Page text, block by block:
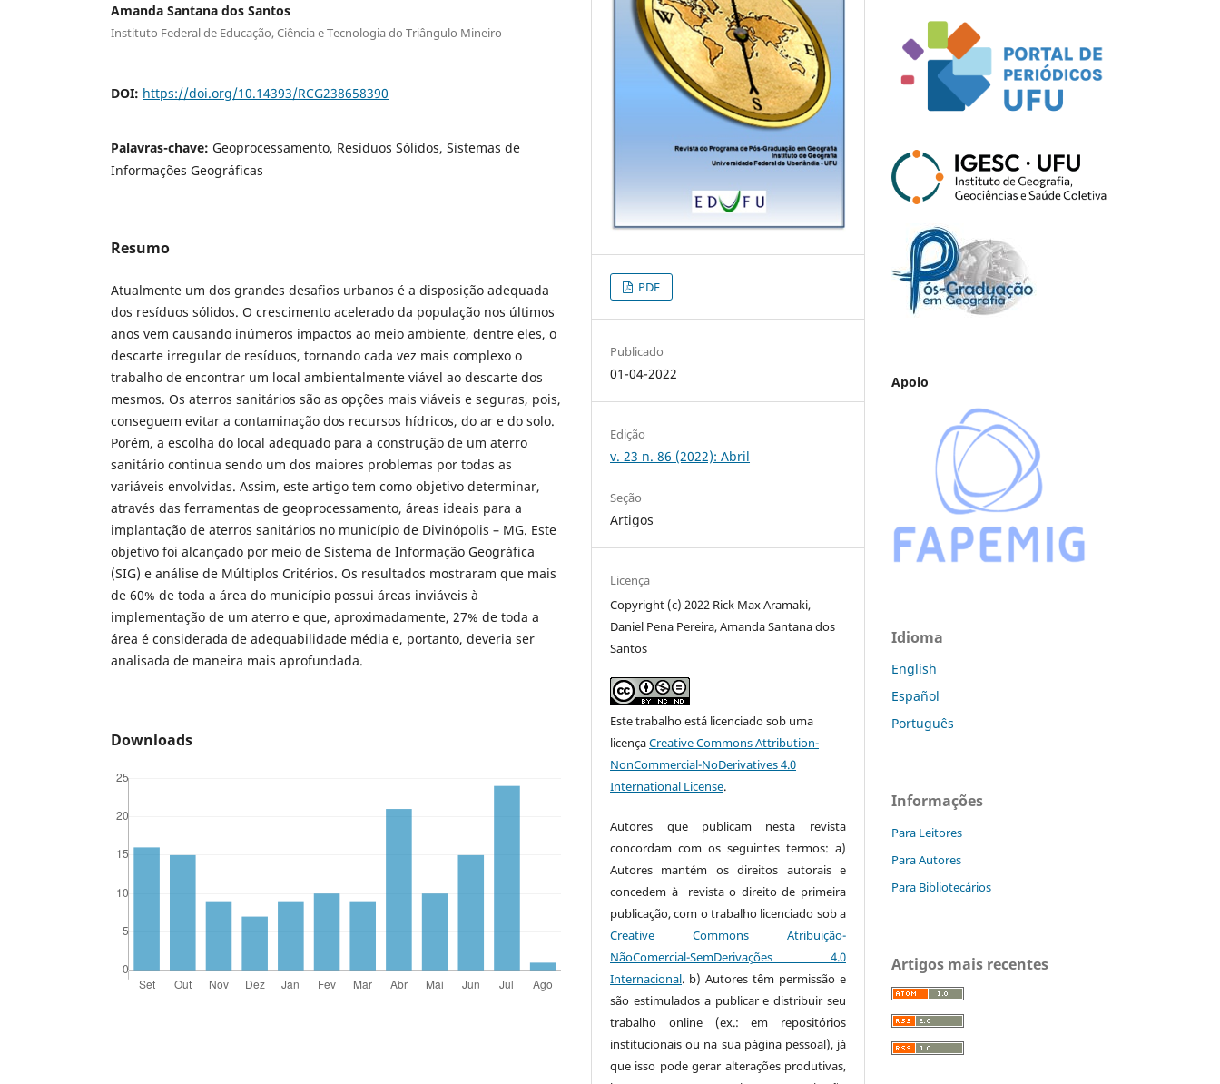
Amanda Santana dos Santos
Instituto Federal de Educação, Ciência e Tecnologia do Triângulo Mineiro
DOI: https://doi.org/10.14393/RCG238658390
Palavras-chave: Geoprocessamento, Resíduos Sólidos, Sistemas de
Informações Geográficas
Resumo
Atualmente um dos grandes desafios urbanos é a disposição adequada
dos resíduos sólidos. O crescimento acelerado da população nos últimos
anos vem causando inúmeros impactos ao meio ambiente, dentre eles, o
descarte irregular de resíduos, tornando cada vez mais complexo o
trabalho de encontrar um local ambientalmente viável ao descarte dos
mesmos. Os aterros sanitários são as opções mais viáveis e seguras, pois,
conseguem evitar a contaminação dos recursos hídricos, do ar e do solo.
Porém, a escolha do local adequado para a construção de um aterro
sanitário continua sendo um dos maiores problemas por todas as
variáveis envolvidas. Assim, este artigo tem como objetivo determinar,
através das ferramentas de geoprocessamento, áreas ideais para a
implantação de aterros sanitários no município de Divinópolis – MG. Este
objetivo foi alcançado por meio de Sistema de Informação Geográfica
(SIG) e análise de Múltiplos Critérios. Os resultados mostraram que mais
de 60% de toda a área do município possui áreas inviáveis à
implementação de um aterro e que, aproximadamente, 27% de toda a
área é considerada de adequabilidade média e, portanto, deveria ser
analisada de maneira mais aprofundada.
Downloads
PDF
Publicado
01-04-2022
Edição
v. 23 n. 86 (2022): Abril
Seção
Artigos
Licença
Copyright (c) 2022 Rick Max Aramaki,
Daniel Pena Pereira, Amanda Santana dos
Santos
Este trabalho está licenciado sob uma
licençaCreative Commons Attribution-
NonCommercial-NoDerivatives 4.0
International License.
Autores que publicam nesta revista
concordam com os seguintes termos: a)
Autores mantém os direitos autorais e
concedem à revista o direito de primeira
publicação, com o trabalho licenciado sob a
Creative Commons Atribuição-
NãoComercial-SemDerivações 4.0
Internacional. b) Autores têm permissão e
são estimulados a publicar e distribuir seu
trabalho online (ex.: em repositórios
institucionais ou na sua página pessoal), já
que isso pode gerar alterações produtivas,
Apoio
Idioma
English
Español
Português
Informações
Para Leitores
Para Autores
Para Bibliotecários
Artigos mais recentes